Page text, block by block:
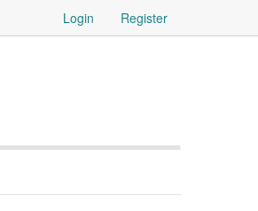
Login Register